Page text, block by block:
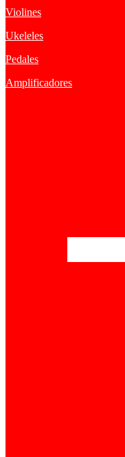
Violines
Ukeleles
Pedales
Amplificadores